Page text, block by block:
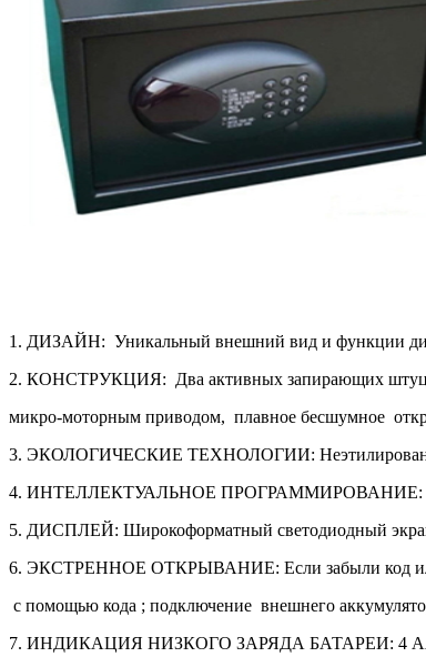
1. ДИЗАЙН: Уникальный внешний вид и функции
2. КОНСТРУКЦИЯ: Два активных запирающих
микро-моторным приводом, плавное бесшумное
3. ЭКОЛОГИЧЕСКИЕ ТЕХНОЛОГИИ:
4. ИНТЕЛЛЕКТУАЛЬНОЕ ПРОГРАММИРОВАНИЕ:
5. ДИСПЛЕЙ: Широкоформатный светодиодный экран,
6. ЭКСТРЕННОЕ ОТКРЫВАНИЕ: Если забыли код или
с помощью кода ; подключение внешнего
7. ИНДИКАЦИЯ НИЗКОГО ЗАРЯДА БАТАРЕИ: 4 АА *